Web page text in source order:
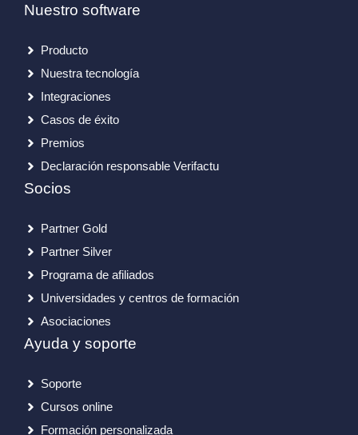
Nuestro software
Producto
Nuestra tecnología
Integraciones
Casos de éxito
Premios
Declaración responsable Verifactu
Socios
Partner Gold
Partner Silver
Programa de afiliados
Universidades y centros de formación
Asociaciones
Ayuda y soporte
Soporte
Cursos online
Formación personalizada